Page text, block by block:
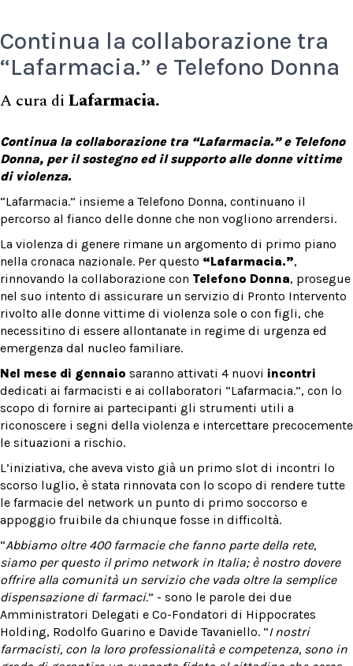
Continua la collaborazione tra
“Lafarmacia.” e Telefono Donna
A cura di Lafarmacia.
Continua la collaborazione tra “Lafarmacia.” e Telefono
Donna, per il sostegno ed il supporto alle donne vittime
di violenza.
“Lafarmacia.” insieme a Telefono Donna, continuano il
percorso al fianco delle donne che non vogliono arrendersi.
La violenza di genere rimane un argomento di primo piano
nella cronaca nazionale. Per questo “Lafarmacia.”,
rinnovando la collaborazione con Telefono Donna, prosegue
nel suo intento di assicurare un servizio di Pronto Intervento
rivolto alle donne vittime di violenza sole o con figli, che
necessitino di essere allontanate in regime di urgenza ed
emergenza dal nucleo familiare.
Nel mese di gennaio saranno attivati 4 nuovi incontri
dedicati ai farmacisti e ai collaboratori “Lafarmacia.”, con lo
scopo di fornire ai partecipanti gli strumenti utili a
riconoscere i segni della violenza e intercettare precocemente
le situazioni a rischio.
L’iniziativa, che aveva visto già un primo slot di incontri lo
scorso luglio, è stata rinnovata con lo scopo di rendere tutte
le farmacie del network un punto di primo soccorso e
appoggio fruibile da chiunque fosse in difficoltà.
“Abbiamo oltre 400 farmacie che fanno parte della rete,
siamo per questo il primo network in Italia; è nostro dovere
offrire alla comunità un servizio che vada oltre la semplice
dispensazione di farmaci.” - sono le parole dei due
Amministratori Delegati e Co-Fondatori di Hippocrates
Holding, Rodolfo Guarino e Davide Tavaniello. “I nostri
farmacisti, con la loro professionalità e competenza, sono in